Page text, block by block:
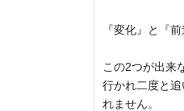
『変化』と『前
この2つが出来
行かれ二度と
れません。